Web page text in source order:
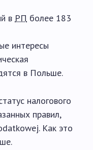
в РП более 183
интересы
в Польше.
налогового
правил,
Как это